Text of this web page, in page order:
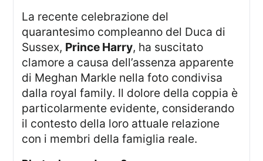
La recente celebrazione del
quarantesimo compleanno del Duca di
Sussex, Prince Harry, ha suscitato
clamore a causa dell’assenza apparente
di Meghan Markle nella foto condivisa
dalla royal family. Il dolore della coppia è
particolarmente evidente, considerando
il contesto della loro attuale relazione
con i membri della famiglia reale.